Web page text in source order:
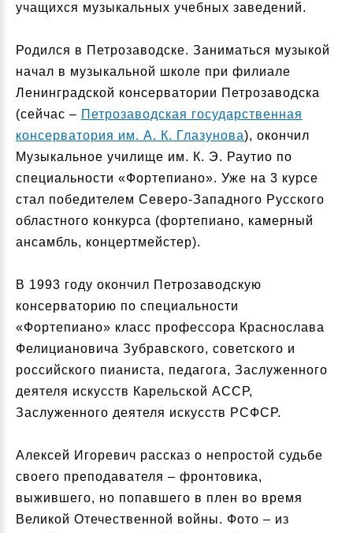
учащихся музыкальных учебных заведений.
Родился в Петрозаводске. Заниматься музыкой
начал в музыкальной школе при филиале
Ленинградской консерватории Петрозаводска
(сейчас – Петрозаводская государственная
консерватория им. А. К. Глазунова), окончил
Музыкальное училище им. К. Э. Раутио по
специальности «Фортепиано». Уже на 3 курсе
стал победителем Северо-Западного Русского
областного конкурса (фортепиано, камерный
ансамбль, концертмейстер).
В 1993 году окончил Петрозаводскую
консерваторию по специальности
«Фортепиано» класс профессора Краснослава
Фелициановича Зубравского, советского и
российского пианиста, педагога, Заслуженного
деятеля искусств Карельской АССР,
Заслуженного деятеля искусств РСФСР.
Алексей Игоревич рассказ о непростой судьбе
своего преподавателя – фронтовика,
выжившего, но попавшего в плен во время
Великой Отечественной войны. Фото – из